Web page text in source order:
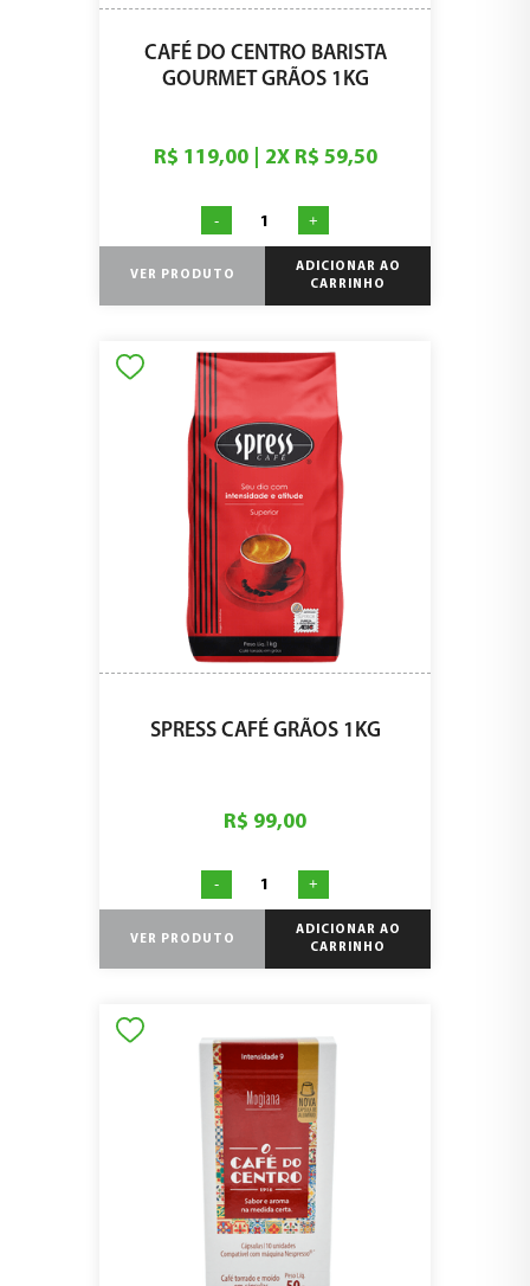
CAFÉ DO CENTRO BARISTA
GOURMET GRÃOS 1KG
R$ 119,00| 2X R$ 59,50
- +
VER PRODUTO
ADICIONAR AO
CARRINHO
SPRESS CAFÉ GRÃOS 1KG
R$ 99,00
- +
VER PRODUTO
ADICIONAR AO
CARRINHO